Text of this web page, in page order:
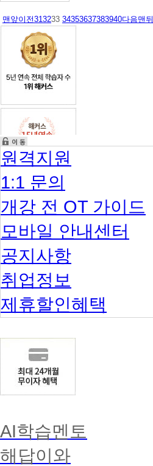
맨앞이전313233 34353637383940다음맨뒤
원격지원
1:1 문의
개강 전 OT 가이드
모바일 안내센터
공지사항
취업정보
제휴할인혜택
AI학습멘토
해답이와